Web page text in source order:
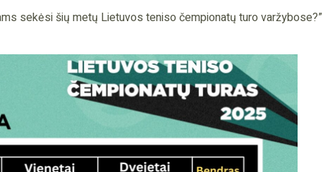
sekėsi šių metų Lietuvos teniso čempionatų turo varžybose?”